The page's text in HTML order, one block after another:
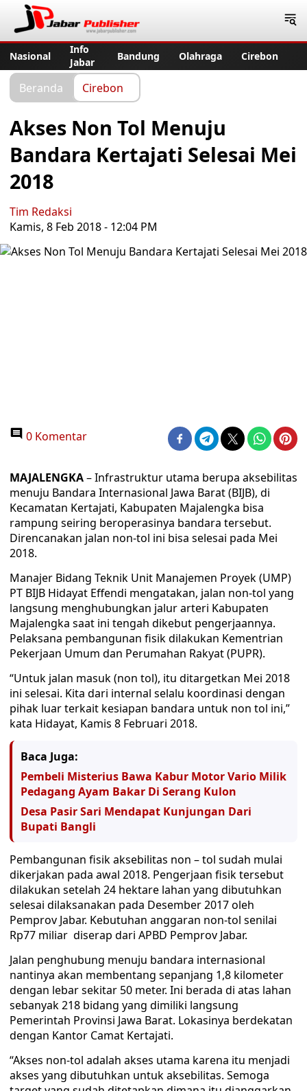
Nasional
Info
Jabar
Bandung Olahraga Cirebon
Beranda Cirebon
Akses Non Tol Menuju
Bandara Kertajati Selesai Mei
2018
Tim Redaksi
Kamis, 8 Feb 2018 - 12:04 PM
0 Komentar
MAJALENGKA– Infrastruktur utama berupa aksebilitas
menuju Bandara Internasional Jawa Barat (BIJB), di
Kecamatan Kertajati, Kabupaten Majalengka bisa
rampung seiring beroperasinya bandara tersebut.
Direncanakan jalan non-tol ini bisa selesai pada Mei
2018.
Manajer Bidang Teknik Unit Manajemen Proyek (UMP)
PT BIJB Hidayat Effendi mengatakan, jalan non-tol yang
langsung menghubungkan jalur arteri Kabupaten
Majalengka saat ini tengah dikebut pengerjaannya.
Pelaksana pembangunan fisik dilakukan Kementrian
Pekerjaan Umum dan Perumahan Rakyat (PUPR).
“Untuk jalan masuk (non tol), itu ditargetkan Mei 2018
ini selesai. Kita dari internal selalu koordinasi dengan
pihak luar terkait kesiapan bandara untuk non tol ini,”
kata Hidayat, Kamis 8 Februari 2018.
Baca Juga:
Pembeli Misterius Bawa Kabur Motor Vario Milik
Pedagang Ayam Bakar Di Serang Kulon
Desa Pasir Sari Mendapat Kunjungan Dari
Bupati Bangli
Pembangunan fisik aksebilitas non – tol sudah mulai
dikerjakan pada awal 2018. Pengerjaan fisik tersebut
dilakukan setelah 24 hektare lahan yang dibutuhkan
selesai dilaksanakan pada Desember 2017 oleh
Pemprov Jabar. Kebutuhan anggaran non-tol senilai
Rp77 miliar diserap dari APBD Pemprov Jabar.
Jalan penghubung menuju bandara internasional
nantinya akan membentang sepanjang 1,8 kilometer
dengan lebar sekitar 50 meter. Ini berada di atas lahan
sebanyak 218 bidang yang dimiliki langsung
Pemerintah Provinsi Jawa Barat. Lokasinya berdekatan
dengan Kantor Camat Kertajati.
“Akses non-tol adalah akses utama karena itu menjadi
akses yang dibutuhkan untuk aksebilitas. Semoga